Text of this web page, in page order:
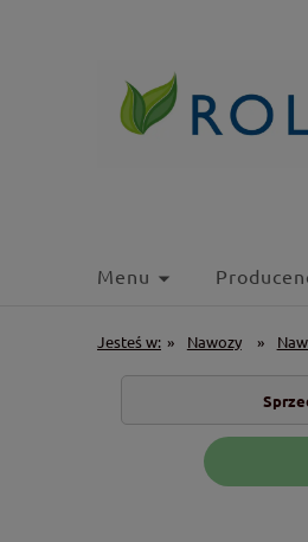
Menu
Jesteś w: » Nawozy »